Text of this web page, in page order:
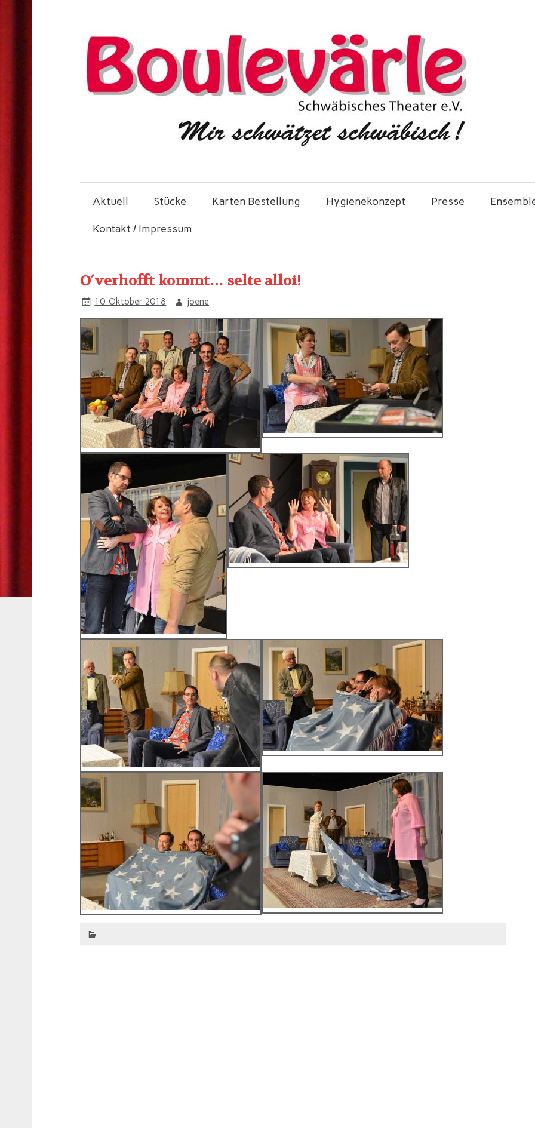
Aktuell Stücke Karten Bestellung Hygienekonzept Presse
Kontakt / Impressum
O´verhofft kommt… selte alloi!
10. Oktober 2018 joene